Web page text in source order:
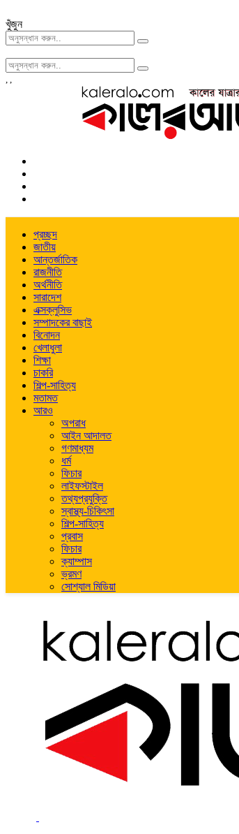
খুঁজুন
, ,
প্রচ্ছদ
জাতীয়
আন্তর্জাতিক
রাজনীতি
অর্থনীতি
সারাদেশ
এক্সক্লুসিভ
সম্পাদকের বাছাই
বিনোদন
খেলাধুলা
শিক্ষা
চাকরি
শিল্প-সাহিত্য
মতামত
আরও
অপরাধ
আইন আদালত
গণমাধ্যম
ধর্ম
ফিচার
লাইফস্টাইল
তথ্যপ্রযুক্তি
স্বাস্থ্য-চিকিৎসা
শিল্প-সাহিত্য
প্রবাস
ফিচার
ক্যাম্পাস
ভ্রমণ
সোশ্যাল মিডিয়া